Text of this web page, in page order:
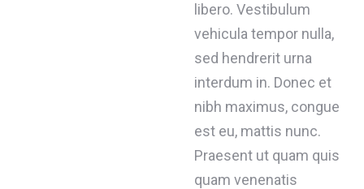
libero. Vestibulum
vehicula tempor nulla,
sed hendrerit urna
interdum in. Donec et
nibh maximus, congue
est eu, mattis nunc.
Praesent ut quam quis
quam venenatis